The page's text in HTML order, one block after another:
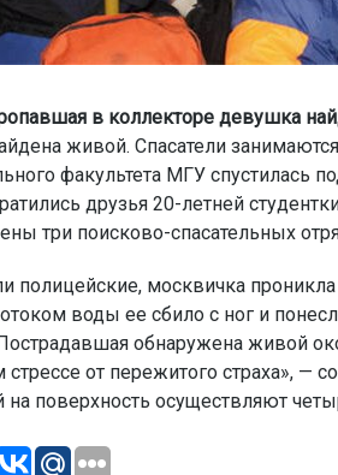
в коллекторе девушка
живой. Спасатели
факультета МГУ спустилась
друзья 20-летней
три поисково-спасательных
полицейские, москвичка
воды ее сбило с ног и
обнаружена живой
от пережитого страха», —
поверхность осуществляют